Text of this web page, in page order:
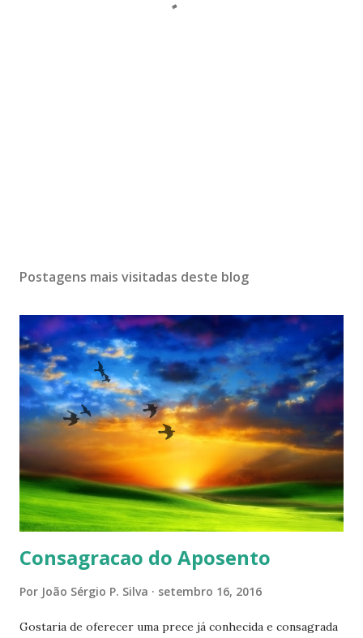
Postagens mais visitadas deste blog
Consagracao do Aposento
Por João Sérgio P. Silva setembro 16, 2016
Gostaria de oferecer uma prece já conhecida e consagrada